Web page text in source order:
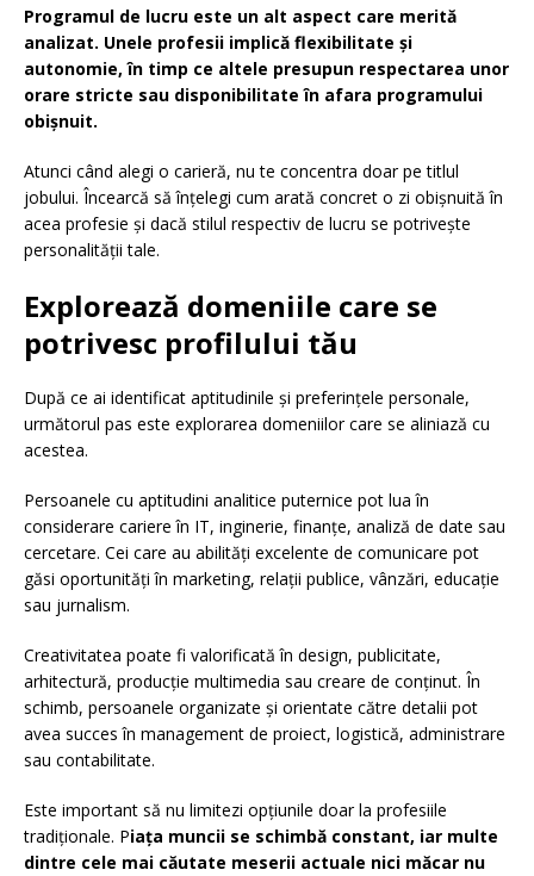
Programul de lucru este un alt aspect care merită
analizat. Unele profesii implică flexibilitate și
autonomie, în timp ce altele presupun respectarea unor
orare stricte sau disponibilitate în afara programului
obișnuit.
Atunci când alegi o carieră, nu te concentra doar pe titlul
jobului. Încearcă să înțelegi cum arată concret o zi obișnuită în
acea profesie și dacă stilul respectiv de lucru se potrivește
personalității tale.
Explorează domeniile care se
potrivesc profilului tău
După ce ai identificat aptitudinile și preferințele personale,
următorul pas este explorarea domeniilor care se aliniază cu
acestea.
Persoanele cu aptitudini analitice puternice pot lua în
considerare cariere în IT, inginerie, finanțe, analiză de date sau
cercetare. Cei care au abilități excelente de comunicare pot
găsi oportunități în marketing, relații publice, vânzări, educație
sau jurnalism.
Creativitatea poate fi valorificată în design, publicitate,
arhitectură, producție multimedia sau creare de conținut. În
schimb, persoanele organizate și orientate către detalii pot
avea succes în management de proiect, logistică, administrare
sau contabilitate.
Este important să nu limitezi opțiunile doar la profesiile
tradiționale. Piața muncii se schimbă constant, iar multe
dintre cele mai căutate meserii actuale nici măcar nu